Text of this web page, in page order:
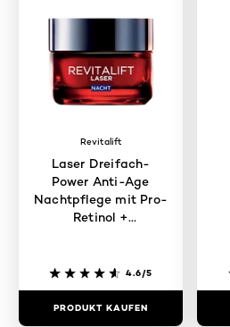
Revitalift
Laser Dreifach-
Power Anti-Age
Nachtpflege mit Pro-
Retinol +
4.6/5
PRODUKT KAUFEN